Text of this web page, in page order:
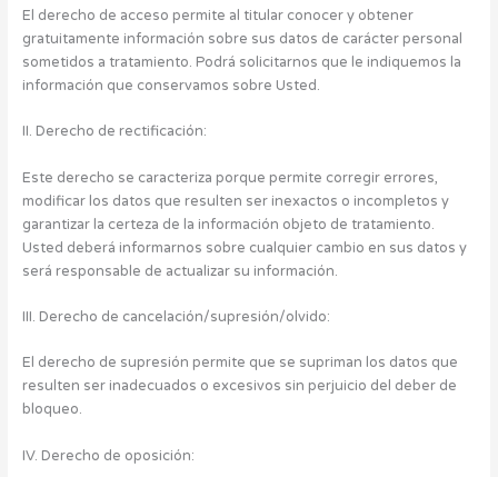
El derecho de acceso permite al titular conocer y obtener
gratuitamente información sobre sus datos de carácter personal
sometidos a tratamiento. Podrá solicitarnos que le indiquemos la
información que conservamos sobre Usted.
II. Derecho de rectificación:
Este derecho se caracteriza porque permite corregir errores,
modificar los datos que resulten ser inexactos o incompletos y
garantizar la certeza de la información objeto de tratamiento.
Usted deberá informarnos sobre cualquier cambio en sus datos y
será responsable de actualizar su información.
III. Derecho de cancelación/supresión/olvido:
El derecho de supresión permite que se supriman los datos que
resulten ser inadecuados o excesivos sin perjuicio del deber de
bloqueo.
IV. Derecho de oposición: